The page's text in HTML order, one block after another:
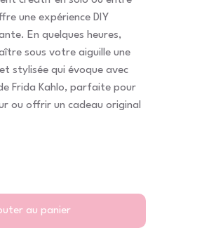
une expérience DIY
En quelques heures,
sous votre aiguille une
stylisée qui évoque avec
Frida Kahlo, parfaite pour
ou offrir un cadeau original
au panier